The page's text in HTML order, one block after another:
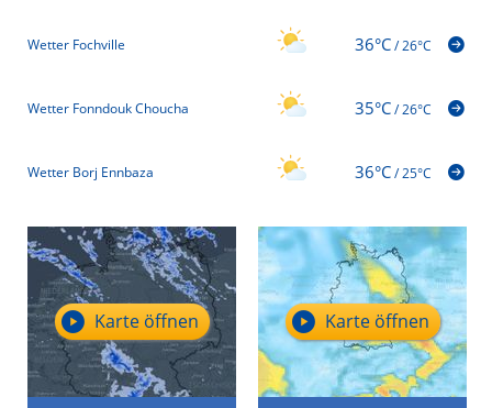
Wetter Fochville 36°C/26°C
Wetter Fonndouk Choucha 35°C/26°C
Wetter Borj Ennbaza 36°C/25°C
Karte öffnen Karte öffnen